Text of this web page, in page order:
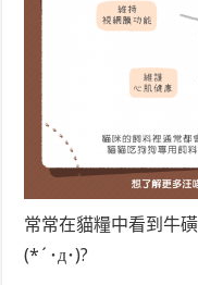
常常在貓糧中看到牛
(*´･д･)?